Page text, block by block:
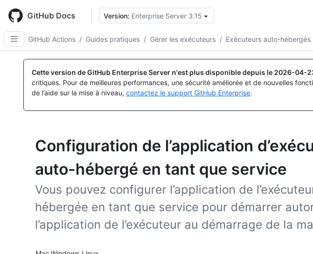
main
content
GitHub Docs Version: Enterprise Server 3.15
GitHub Actions / Guides pratiques / Gérer les exécuteurs / Exécuteurs auto-hébergés
Cette version de GitHub Enterprise Server n'est plus disponible depuis le 2026-04-
critiques. Pour de meilleures performances, une sécurité améliorée et de nouvelles
de l’aide sur la mise à niveau, contactez le support GitHub Enterprise.
Configuration de l’application
auto-hébergé en tant que service
Vous pouvez configurer l’application de
hébergée en tant que service pour démarrer
l’application de l’exécuteur au démarrage de la
Platform navigation